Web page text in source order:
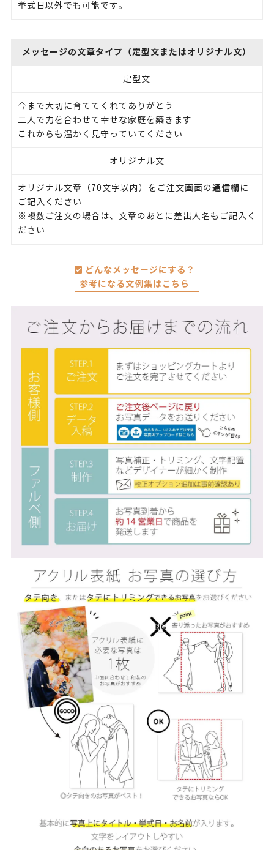
挙式日以外でも可能です。
メッセージの文章タイプ（定型文またはオリジナル文）
定型文
今まで大切に育ててくれてありがとう
二人で力を合わせて幸せな家庭を築きます
これからも温かく見守っていてください
オリジナル文
オリジナル文章（70文字以内）をご注文画面の通信欄 に
ご記入ください
※複数ご注文の場合は、文章のあとに差出人名もご記入く
ださい
どんなメッセージにする？
参考になる文例集はこちら